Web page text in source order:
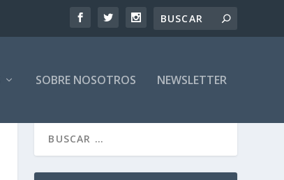
SOBRE NOSOTROS NEWSLETTER